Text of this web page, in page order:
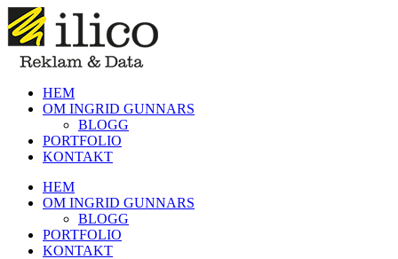
HEM
OM INGRID GUNNARS
BLOGG
PORTFOLIO
KONTAKT
HEM
OM INGRID GUNNARS
BLOGG
PORTFOLIO
KONTAKT